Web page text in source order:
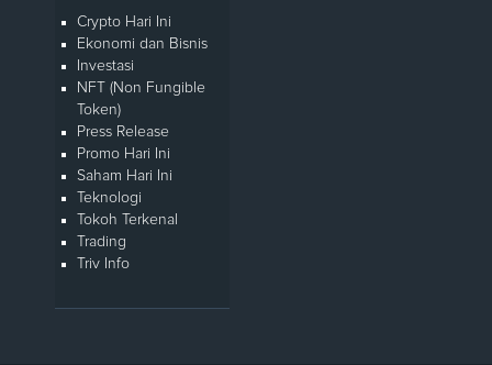
Crypto Hari Ini
Ekonomi dan Bisnis
Investasi
NFT (Non Fungible
Token)
Press Release
Promo Hari Ini
Saham Hari Ini
Teknologi
Tokoh Terkenal
Trading
Triv Info